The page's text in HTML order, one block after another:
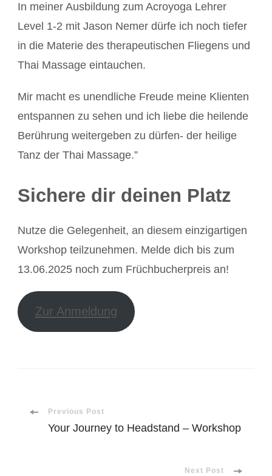
In meiner Ausbildung zum Acroyoga Lehrer
Level 1-2 mit Jason Nemer dürfe ich noch tiefer
in die Materie des therapeutischen Fliegens und
Thai Massage eintauchen.
Mir macht es unendliche Freude meine Klienten
entspannen zu sehen und ich liebe die heilende
Berührung weitergeben zu dürfen- der heilige
Tanz der Thai Massage.”
Sichere dir deinen Platz
Nutze die Gelegenheit, an diesem einzigartigen
Workshop teilzunehmen. Melde dich bis zum
13.06.2025 noch zum Früchbucherpreis an!
Zur Anmeldung
PostPrevious Post
Your Journey to Headstand – Workshop
Next Post